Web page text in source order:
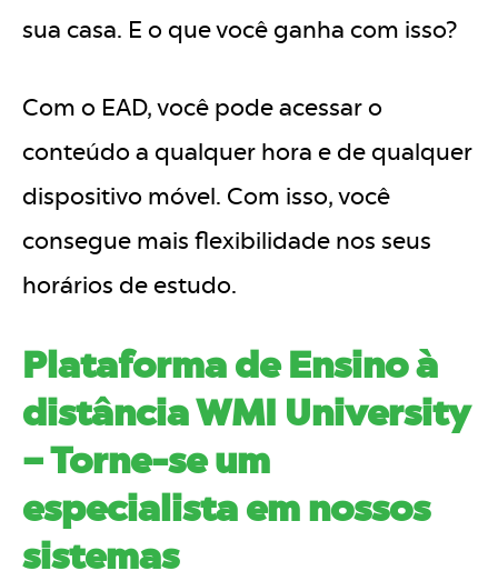
sua casa. E o que você ganha com isso?
Com o EAD, você pode acessar o
conteúdo a qualquer hora e de qualquer
dispositivo móvel. Com isso, você
consegue mais flexibilidade nos seus
horários de estudo.
Plataforma de Ensino à
distância WMI University
– Torne-se um
especialista em nossos
sistemas